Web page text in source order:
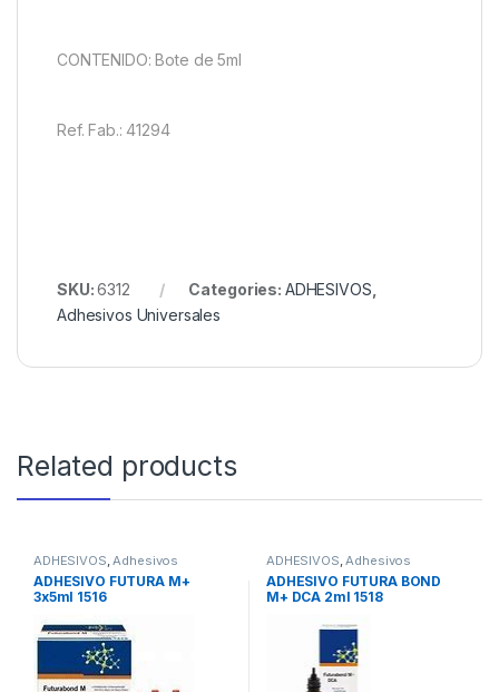
CONTENIDO: Bote de 5ml
Ref. Fab.: 41294
SKU:6312 Categories: ADHESIVOS
Adhesivos Universales
Related products
ADHESIVOS Adhesivos
ADHESIVO FUTURA M+
3x5ml 1516
ADHESIVOS Adhesivos
ADHESIVO FUTURA BOND
M+ DCA 2ml 1518